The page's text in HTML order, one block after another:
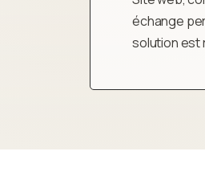
échange
solution est